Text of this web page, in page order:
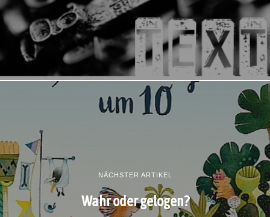
NÄCHSTER ARTIKEL
Wahr oder gelogen?